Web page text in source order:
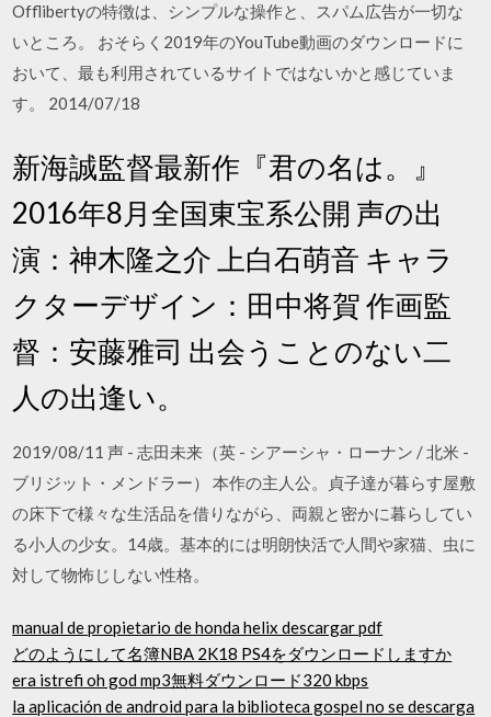
Offlibertyの特徴は、シンプルな操作と、スパム広告が一切な
いところ。 おそらく2019年のYouTube動画のダウンロードに
おいて、最も利用されているサイトではないかと感じていま
す。 2014/07/18
新海誠監督最新作『君の名は。』
2016年8月全国東宝系公開 声の出
演：神木隆之介 上白石萌音 キャラ
クターデザイン：田中将賀 作画監
督：安藤雅司 出会うことのない二
人の出逢い。
2019/08/11 声 - 志田未来（英 - シアーシャ・ローナン / 北米 -
ブリジット・メンドラー） 本作の主人公。貞子達が暮らす屋敷
の床下で様々な生活品を借りながら、両親と密かに暮らしてい
る小人の少女。14歳。基本的には明朗快活で人間や家猫、虫に
対して物怖じしない性格。
manual de propietario de honda helix descargar pdf
どのようにして名簿NBA 2K18 PS4をダウンロードしますか
era istrefi oh god mp3無料ダウンロード320 kbps
la aplicación de android para la biblioteca gospel no se descarga